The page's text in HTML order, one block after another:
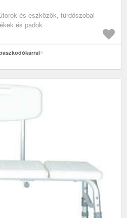
és eszközök, fürdőszobai
és padok